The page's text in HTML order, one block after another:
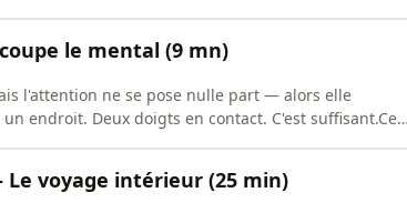
le mental (9 mn)
l'attention ne se pose nulle part — alors elle
endroit. Deux doigts en contact. C'est suffisant.Ce
voyage intérieur (25 min)